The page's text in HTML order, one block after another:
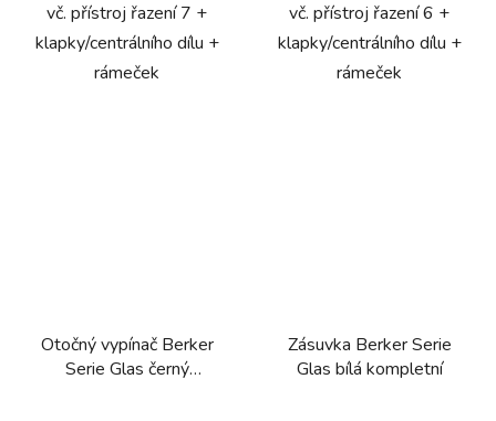
vč. přístroj řazení 7 +
klapky/centrálního dílu +
rámeček
vč. přístroj řazení 6 +
klapky/centrálního dílu +
rámeček
Otočný vypínač Berker
Serie Glas černý
Zásuvka Berker Serie
Glas bílá kompletní